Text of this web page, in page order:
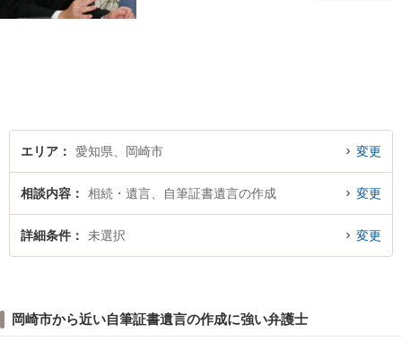
エリア 愛知県、岡崎市 変更
相談内容 相続・遺言、自筆証書遺言の作成 変更
詳細条件 未選択 変更
岡崎市から近い自筆証書遺言の作成に強い弁護士